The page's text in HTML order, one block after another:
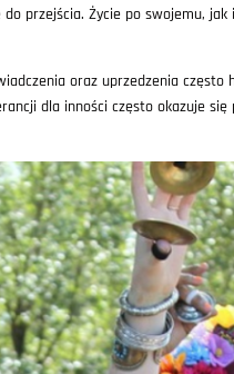
przejścia. Życie po swojemu,
oraz uprzedzenia
dla inności często okazuje